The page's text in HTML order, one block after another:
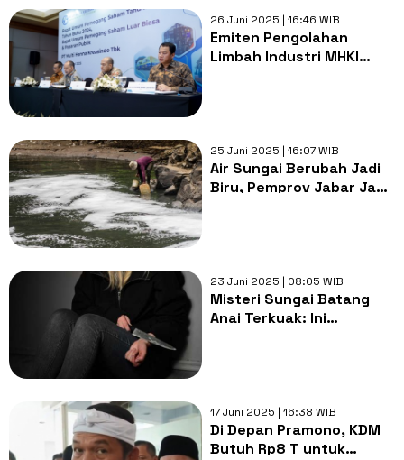
26 Juni 2025 | 16:46 WIB
Emiten Pengolahan
Limbah Industri MHKI
25 Juni 2025 | 16:07 WIB
Air Sungai Berubah Jadi
Biru, Pemprov Jabar Janji
23 Juni 2025 | 08:05 WIB
Misteri Sungai Batang
Anai Terkuak: Ini
17 Juni 2025 | 16:38 WIB
Di Depan Pramono, KDM
Butuh Rp8 T untuk